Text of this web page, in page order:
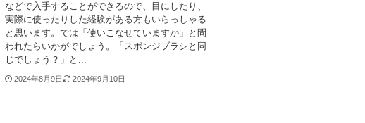
などで入手することができるので、目にしたり、
実際に使ったりした経験がある方もいらっしゃる
と思います。では「使いこなせていますか」と問
われたらいかがでしょう。「スポンジブラシと同
じでしょう？」と...
2024年8月9日 2024年9月10日